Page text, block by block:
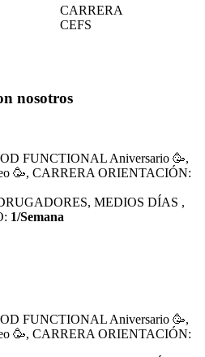
CARRERA
CEFS
nosotros
FUNCTIONAL Aniversario 🥳,
🥳, CARRERA ORIENTACIÓN:
MEDIOS DÍAS ,
1/Semana
FUNCTIONAL Aniversario 🥳,
🥳, CARRERA ORIENTACIÓN: